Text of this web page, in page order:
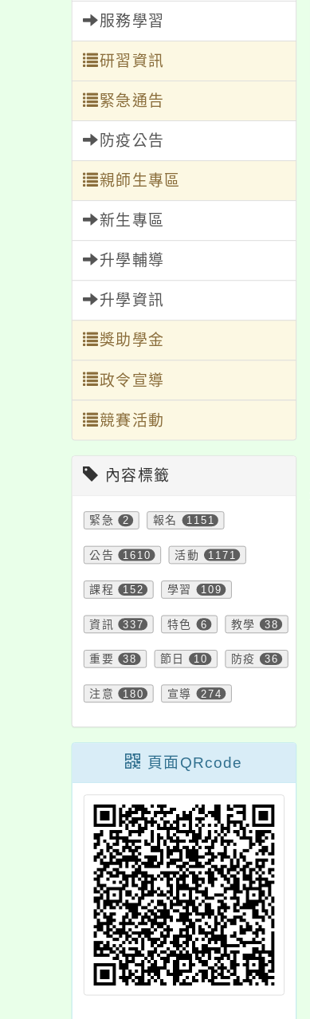
服務學習
研習資訊
緊急通告
防疫公告
親師生專區
新生專區
升學輔導
升學資訊
獎助學金
政令宣導
競賽活動
內容標籤
緊急 2 報名 1151
公告 1610 活動 1171
課程 152 學習 109
資訊 337 特色 6 教學 38
重要 38 節日 10 防疫 36
注意 180 宣導 274
頁面QRcode
教育種子教師
庭教育教師研習實施
報名參加。